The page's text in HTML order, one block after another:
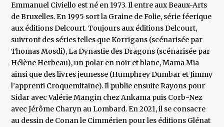
Emmanuel Civiello est né en 1973. Il entre aux Beaux-Arts
de Bruxelles. En 1995 sort la Graine de Folie, série féerique
aux éditions Delcourt. Toujours aux éditions Delcourt,
suivront des séries telles que Korrigans (scénarisée par
Thomas Mosdi), La Dynastie des Dragons (scénarisée par
Hélène Herbeau), un polar en noir et blanc, Mama Mia
ainsi que des livres jeunesse (Humphrey Dumbar et Jimmy
l’apprenti Croquemitaine). Il publie ensuite Rayons pour
Sidar avec Valérie Mangin chez Ankama puis Corb-Nez
avec Jérôme Charyn au Lombard. En 2021, il se consacre
au dessin de Conan le Cimmérien pour les éditions Glénat